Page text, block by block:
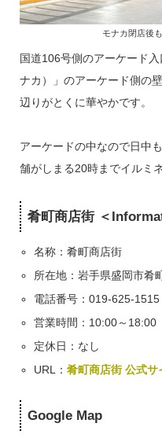
モナカ閉店後
国道106号側のアーケード
ナカ）」のアーケード側の
辺りがとくに華やかです。
アーケードの中なので日中
舗がしまる20時までイルミ
肴町商店街 ＜
名称：肴町商店街
所在地：岩手県盛岡市肴
電話番号：019-625-1515
営業時間：10:00～18:00
定休日：なし
URL：肴町商店街 公式サ
Google Map